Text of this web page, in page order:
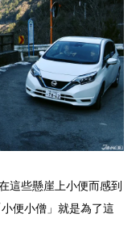
這些懸崖上小便而感到
便小僧」就是為了這